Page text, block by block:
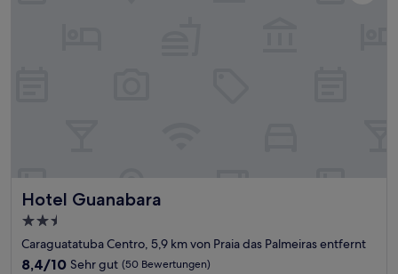
Hotel Guanabara
Hotel Guanabara
2.5-
Sterne-
Unterkunft
Caraguatatuba Centro, 5,9 km von Praia das Palmeiras entfernt
8.4
8,4/10 Sehr gut (50 Bewertungen)